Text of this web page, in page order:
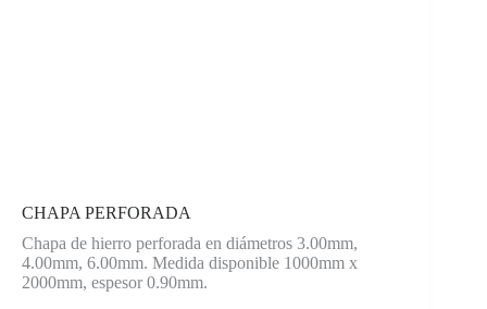
CHAPA PERFORADA
Chapa de hierro perforada en diámetros 3.00mm,
4.00mm, 6.00mm. Medida disponible 1000mm x
2000mm, espesor 0.90mm.